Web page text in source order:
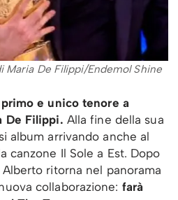
De Filippi/Endemol Shine
e unico tenore a
De Filippi. Alla fine della sua
album arrivando anche al
canzone Il Sole a Est. Dopo
ritorna nel panorama
collaborazione: farà